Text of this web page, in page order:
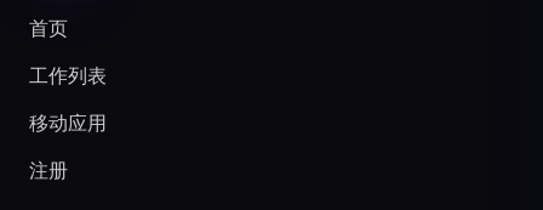
首页
工作列表
移动应用
注册